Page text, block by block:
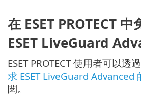
在 ESET PROTECT 中
ESET LiveGuard
ESET PROTECT 使用者可以透
求 ESET LiveGuard Advanced
閱。